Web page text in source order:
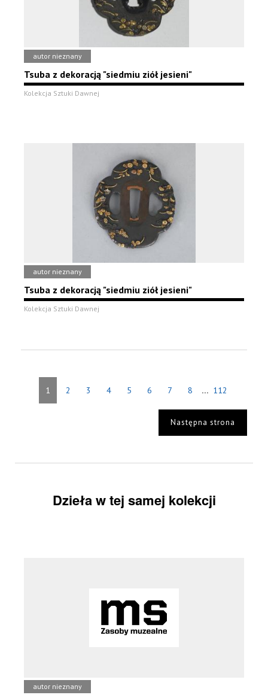
autor nieznany
Tsuba z dekoracją "siedmiu ziół jesieni"
Kolekcja Sztuki Dawnej
autor nieznany
Tsuba z dekoracją "siedmiu ziół jesieni"
Kolekcja Sztuki Dawnej
1 2 3 4 5 6 7 8 ... 112
Następna strona
Dzieła w tej samej kolekcji
autor nieznany